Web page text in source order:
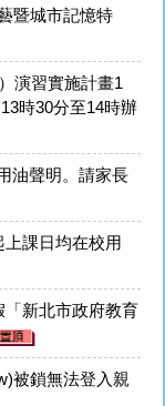
暨城市記憶特
演習實施計畫1
時30分至14時辦
油聲明。請家長
上課日均在校用
「新北市政府教育
被鎖無法登入親